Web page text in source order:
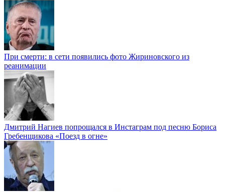
При смерти: в сети появились фото Жириновского из
реанимации
Дмитрий Нагиев попрощался в Инстаграм под песню Бориса
Гребенщикова «Поезд в огне»